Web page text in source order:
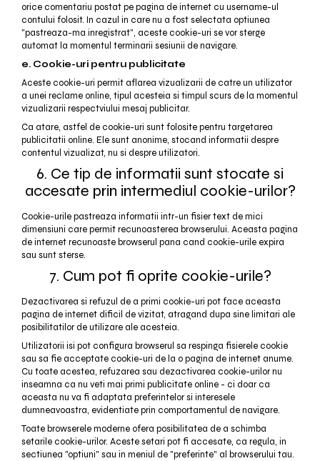
orice comentariu postat pe pagina de internet cu username-ul
contului folosit. In cazul in care nu a fost selectata optiunea
"pastreaza-ma inregistrat", aceste cookie-uri se vor sterge
automat la momentul terminarii sesiunii de navigare.
e. Cookie-uri pentru publicitate
Aceste cookie-uri permit aflarea vizualizarii de catre un utilizator
a unei reclame online, tipul acesteia si timpul scurs de la momentul
vizualizarii respectviului mesaj publicitar.
Ca atare, astfel de cookie-uri sunt folosite pentru targetarea
publicitatii online. Ele sunt anonime, stocand informatii despre
contentul vizualizat, nu si despre utilizatori.
6. Ce tip de informatii sunt stocate si
accesate prin intermediul cookie-urilor?
Cookie-urile pastreaza informatii intr-un fisier text de mici
dimensiuni care permit recunoasterea browserului. Aceasta pagina
de internet recunoaste browserul pana cand cookie-urile expira
sau sunt sterse.
7. Cum pot fi oprite cookie-urile?
Dezactivarea si refuzul de a primi cookie-uri pot face aceasta
pagina de internet dificil de vizitat, atragand dupa sine limitari ale
posibilitatilor de utilizare ale acesteia.
Utilizatorii isi pot configura browserul sa respinga fisierele cookie
sau sa fie acceptate cookie-uri de la o pagina de internet anume.
Cu toate acestea, refuzarea sau dezactivarea cookie-urilor nu
inseamna ca nu veti mai primi publicitate online - ci doar ca
aceasta nu va fi adaptata preferintelor si interesele
dumneavoastra, evidentiate prin comportamentul de navigare.
Toate browserele moderne ofera posibilitatea de a schimba
setarile cookie-urilor. Aceste setari pot fi accesate, ca regula, in
sectiunea "optiuni" sau in meniul de "preferinte" al browserului tau.